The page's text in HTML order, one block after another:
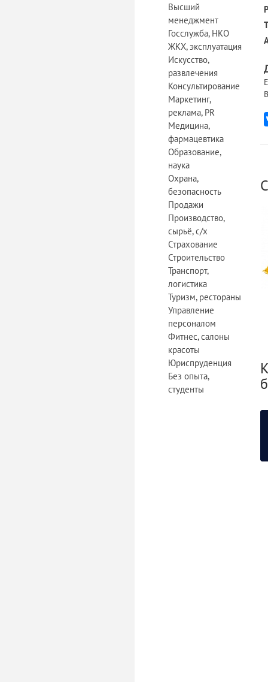
Высший
менеджмент
Госслужба, НКО
ЖКХ, эксплуатация
Искусство,
развлечения
Консультирование
Маркетинг,
реклама, PR
Медицина,
фармацевтика
Образование,
наука
Охрана,
безопасность
Продажи
Производство,
сырьё, с/х
Страхование
Строительство
Транспорт,
логистика
Туризм, рестораны
Управление
персоналом
Фитнес, салоны
красоты
Юриспруденция
Без опыта,
студенты